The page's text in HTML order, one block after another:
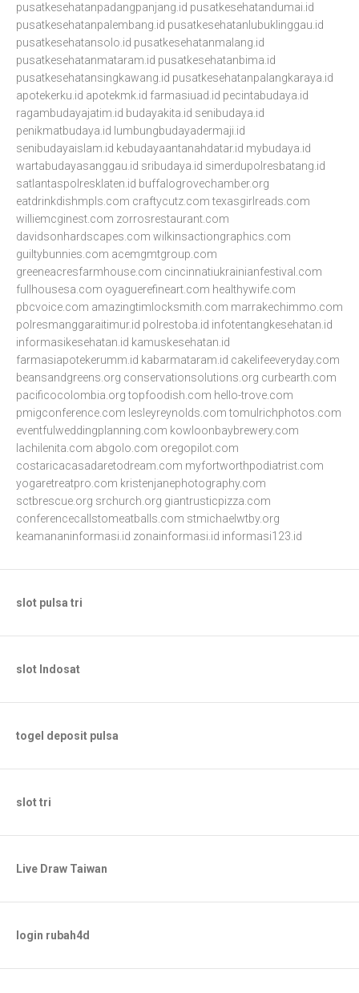
pusatkesehatanpadangpanjang.id pusatkesehatandumai.id
pusatkesehatanpalembang.id pusatkesehatanlubuklinggau.id
pusatkesehatansolo.id pusatkesehatanmalang.id
pusatkesehatanmataram.id pusatkesehatanbima.id
pusatkesehatansingkawang.id pusatkesehatanpalangkaraya.id
apotekerku.id apotekmk.id farmasiuad.id pecintabudaya.id
ragambudayajatim.id budayakita.id senibudaya.id
penikmatbudaya.id lumbungbudayadermaji.id
senibudayaislam.id kebudayaantanahdatar.id mybudaya.id
wartabudayasanggau.id sribudaya.id simerdupolresbatang.id
satlantaspolresklaten.id buffalogrovechamber.org
eatdrinkdishmpls.com craftycutz.com texasgirlreads.com
williemcginest.com zorrosrestaurant.com
davidsonhardscapes.com wilkinsactiongraphics.com
guiltybunnies.com acemgmtgroup.com
greeneacresfarmhouse.com cincinnatiukrainianfestival.com
fullhousesa.com oyaguerefineart.com healthywife.com
pbcvoice.com amazingtimlocksmith.com marrakechimmo.com
polresmanggaraitimur.id polrestoba.id infotentangkesehatan.id
informasikesehatan.id kamuskesehatan.id
farmasiapotekerumm.id kabarmataram.id cakelifeeveryday.com
beansandgreens.org conservationsolutions.org curbearth.com
pacificocolombia.org topfoodish.com hello-trove.com
pmigconference.com lesleyreynolds.com tomulrichphotos.com
eventfulweddingplanning.com kowloonbaybrewery.com
lachilenita.com abgolo.com oregopilot.com
costaricacasadaretodream.com myfortworthpodiatrist.com
yogaretreatpro.com kristenjanephotography.com
sctbrescue.org srchurch.org giantrusticpizza.com
conferencecallstomeatballs.com stmichaelwtby.org
keamananinformasi.id zonainformasi.id informasi123.id
slot pulsa tri
slot Indosat
togel deposit pulsa
slot tri
Live Draw Taiwan
login rubah4d